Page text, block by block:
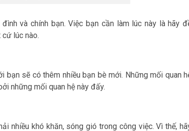
và chính bạn. Việc bạn cần làm lúc này là hãy
lúc nào.
sẽ có thêm nhiều bạn bè mới. Những mối quan
những mối quan hệ này đấy.
nhiều khó khăn, sóng gió trong công việc. Vì thế,